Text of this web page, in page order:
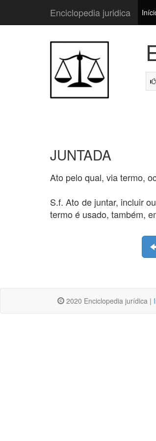
Enciclopedia juridica
JUNTADA
Ato pelo qual, via termo,
S.f. Ato de juntar, incluir
termo é usado, também,
2020 Enciclopedia jurídica |